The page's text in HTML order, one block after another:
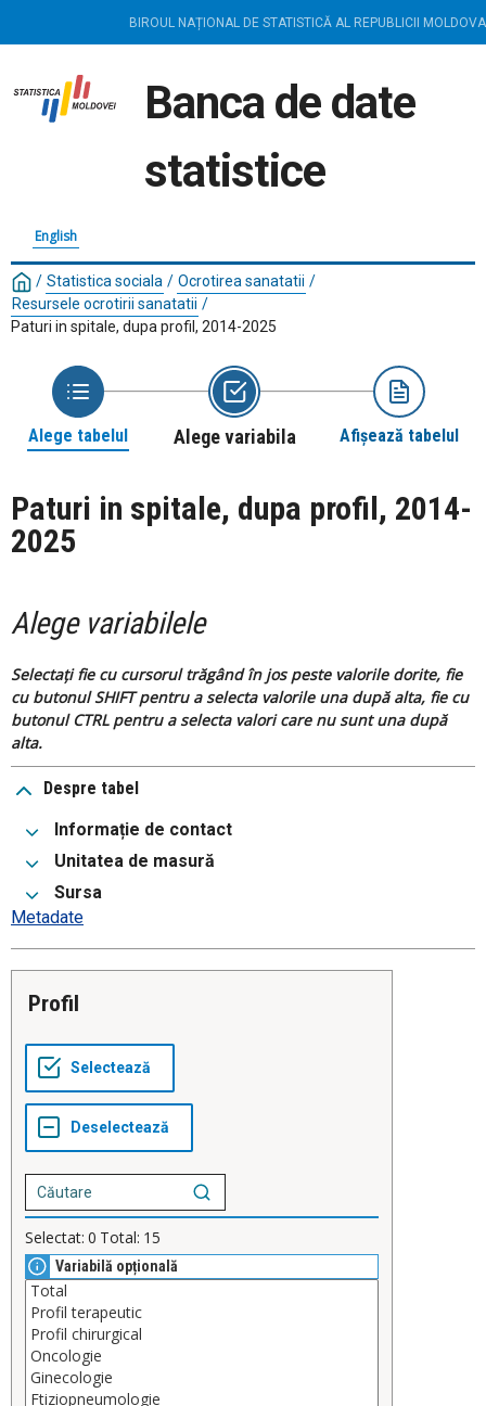
BIROUL NAȚIONAL DE STATISTICĂ AL REPUBLICII MOLDOVA
Banca de date
statistice
English
/ Statistica sociala / Ocrotirea sanatatii /
Resursele ocrotirii sanatatii /
Paturi in spitale, dupa profil, 2014-2025
Alege tabelul Alege variabila Afișează tabelul
Paturi in spitale, dupa profil, 2014-
2025
Alege variabilele
Selectați fie cu cursorul trăgând în jos peste valorile dorite, fie
cu butonul SHIFT pentru a selecta valorile una după alta, fie cu
butonul CTRL pentru a selecta valori care nu sunt una după
alta.
Despre tabel
Informație de contact
Unitatea de masură
Sursa
Metadate
Profil
Selectat: 0 Total: 15
Variabilă opțională